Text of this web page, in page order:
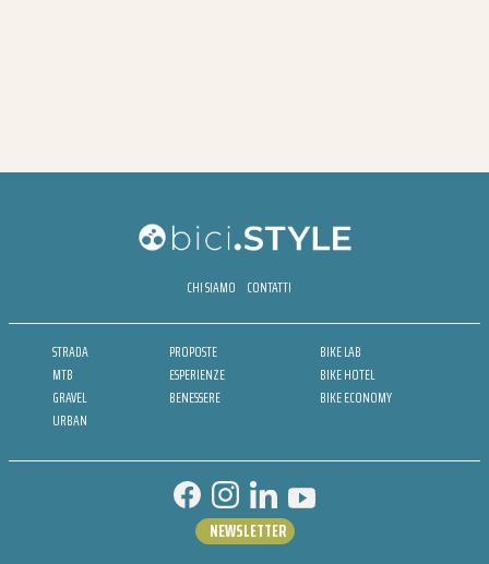
CHI SIAMO CONTATTI
STRADA
MTB
GRAVEL
URBAN
PROPOSTE
ESPERIENZE
BENESSERE
BIKE LAB
BIKE HOTEL
BIKE ECONOMY
NEWSLETTER